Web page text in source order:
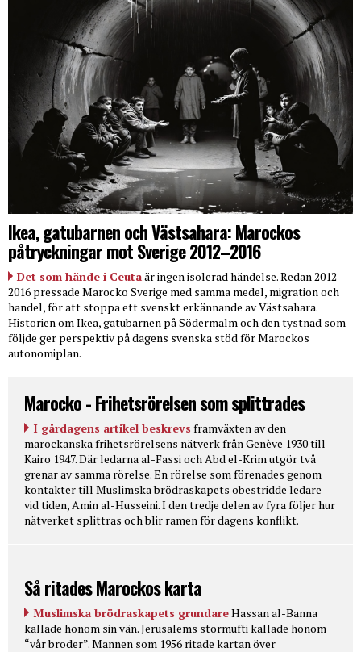
Ikea, gatubarnen och Västsahara: Marockos
påtryckningar mot Sverige 2012–2016
Det som hände i Ceutaär ingen isolerad händelse. Redan 2012–
2016 pressade Marocko Sverige med samma medel, migration och
handel, för att stoppa ett svenskt erkännande av Västsahara.
Historien om Ikea, gatubarnen på Södermalm och den tystnad som
följde ger perspektiv på dagens svenska stöd för Marockos
autonomiplan.
Marocko - Frihetsrörelsen som splittrades
I gårdagens artikel beskrevs framväxten av den
marockanska frihetsrörelsens nätverk från Genève 1930 till
Kairo 1947. Där ledarna al-Fassi och Abd el-Krim utgör två
grenar av samma rörelse. En rörelse som förenades genom
kontakter till Muslimska brödraskapets obestridde ledare
vid tiden, Amin al-Husseini. I den tredje delen av fyra följer hur
nätverket splittras och blir ramen för dagens konflikt.
Så ritades Marockos karta
Muslimska brödraskapets grundareHassan al-Banna
kallade honom sin vän. Jerusalems stormufti kallade honom
“vår broder”. Mannen som 1956 ritade kartan över